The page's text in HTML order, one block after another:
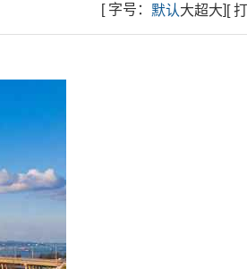
[ 字号： 默认大超大] [